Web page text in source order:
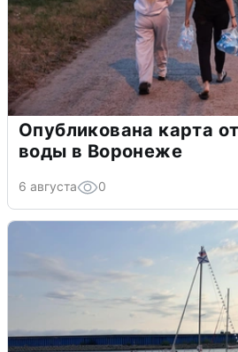
Опубликована карта
воды в Воронеже
6 августа 0